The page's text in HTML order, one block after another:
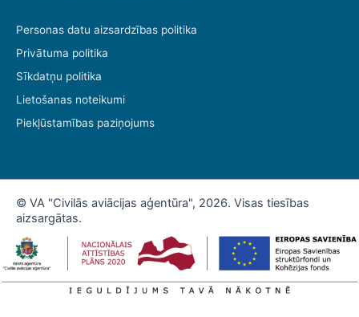
Personas datu aizsardzības politika
Privātuma politika
Sīkdatņu politika
Lietošanas noteikumi
Piekļūstamības paziņojums
© VA "Civilās aviācijas aģentūra", 2026. Visas tiesības
aizsargātas.